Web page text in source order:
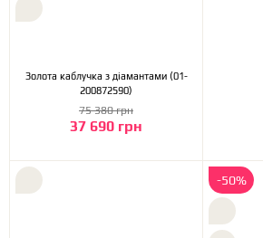
Золота каблучка з діамантами (01-
200872590)
37 690 грн
75 380 грн
-50%